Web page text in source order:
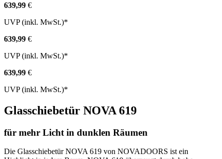
639,99 €
UVP (inkl. MwSt.)*
639,99 €
UVP (inkl. MwSt.)*
639,99 €
UVP (inkl. MwSt.)*
Glasschiebetür NOVA 619
für mehr Licht in dunklen Räumen
Die Glasschiebetür NOVA 619 von NOVADOORS ist ein